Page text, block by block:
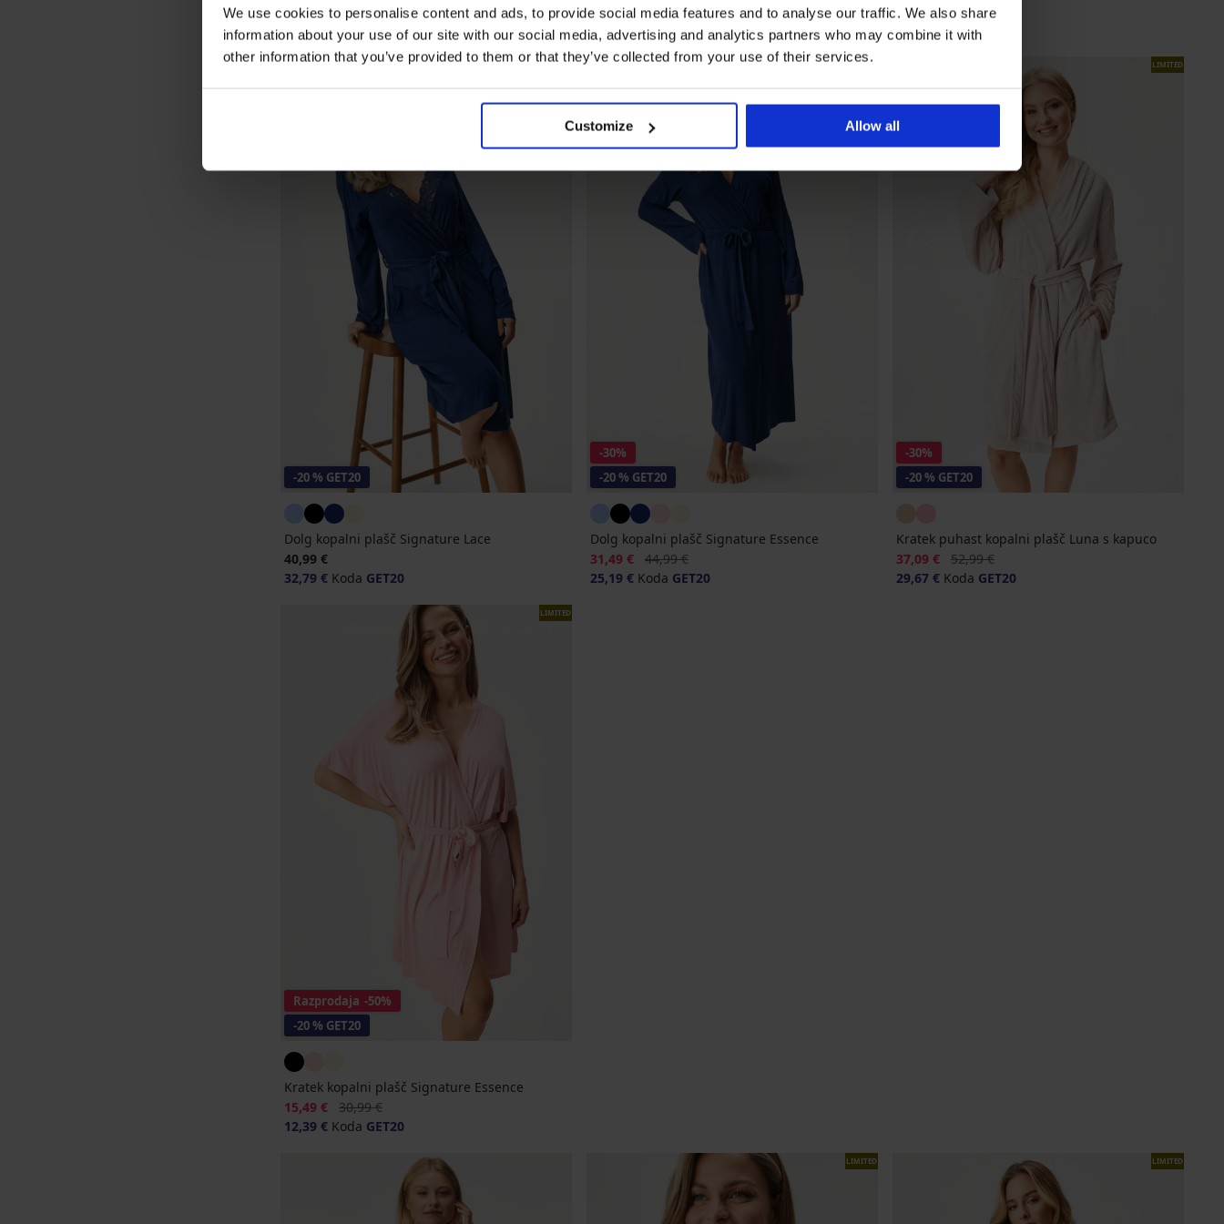
We use cookies to personalise content and ads, to provide social media features and to analyse our traffic. We also share
information about your use of our site with our social media, advertising and analytics partners who may combine it with
other information that you’ve provided to them or that they’ve collected from your use of their services.
Customize Allow all
Popust
37,09 €Prvotna cena
52,99 €
29,67 €KodaGET20
-20 % GET20
Dolg kopalni plašč Signature Lace
40,99 €
32,79 € Koda GET20
-30%
-20 % GET20
Dolg kopalni plašč Signature Essence
Popust
31,49 € Prvotna cena
44,99 €
25,19 €Koda GET20
LIMITED
-30%
-20 % GET20
Kratek puhast kopalni plašč Luna s kapuco
Popust
37,09 € Prvotna cena
52,99 €
29,67 €Koda GET20
LIMITED
Razprodaja -50%
-20 % GET20
Kratek kopalni plašč Signature Essence
Popust
15,49 € Prvotna cena
30,99 €
12,39 € Koda GET20
LIMITED LIMITED